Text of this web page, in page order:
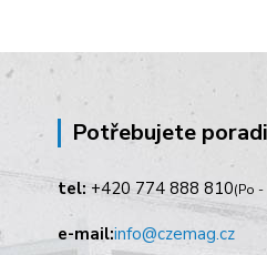
Potřebujete
tel:+420 774 888 810(Po
e-mail:info@czemag.cz